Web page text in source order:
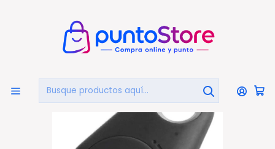
HOGAR Y DECORACIÓN Seguridad Accesorios
Llavero Anti-pérdida Con Localización Gps - Ps